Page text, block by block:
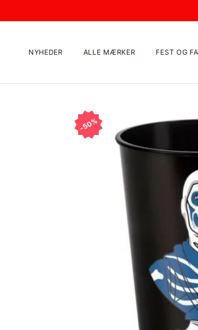
NYHEDER ALLE MÆRKER FEST OG
50%